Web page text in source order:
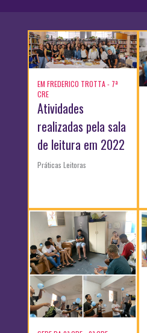
EM FREDERICO TROTTA - 7ª
CRE
Atividades
realizadas pela sala
de leitura em 2022
Práticas Leitoras